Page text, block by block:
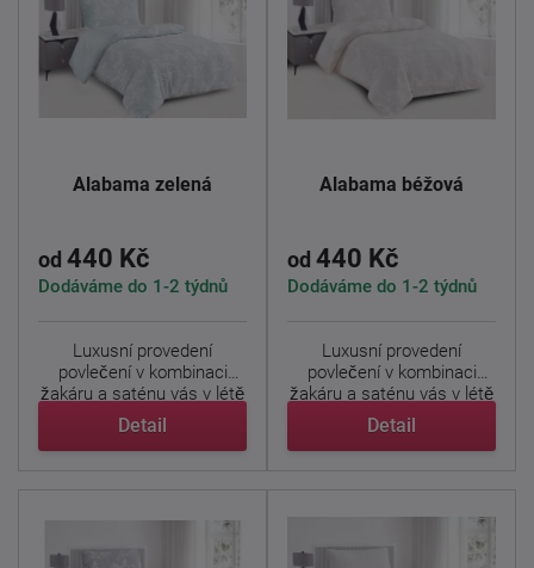
Alabama zelená
od 440 Kč
Dodáváme do 1-2 týdnů
Luxusní provedení
povlečení v kombinaci
žakáru a saténu vás v létě
...
Detail
Alabama béžová
od 440 Kč
Dodáváme do 1-2 týdnů
Luxusní provedení
povlečení v kombinaci
žakáru a saténu vás v létě
...
Detail